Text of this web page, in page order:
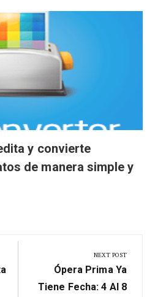
y convierte
de manera simple y
NEXT POST
Next
Post:
Ópera Prima Ya
Tiene Fecha: 4 Al 8